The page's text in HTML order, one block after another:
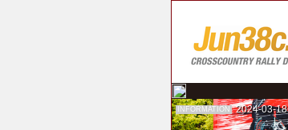
INFORMATION 2024-03-18